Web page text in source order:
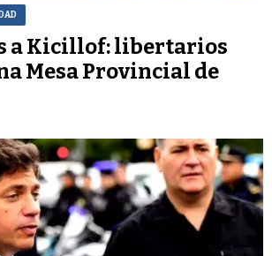
a Kicillof: libertarios
Mesa Provincial de